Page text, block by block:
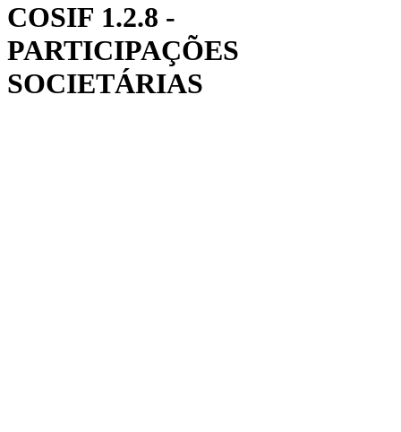
COSIF 1.2.8 -
PARTICIPAÇÕES
SOCIETÁRIAS